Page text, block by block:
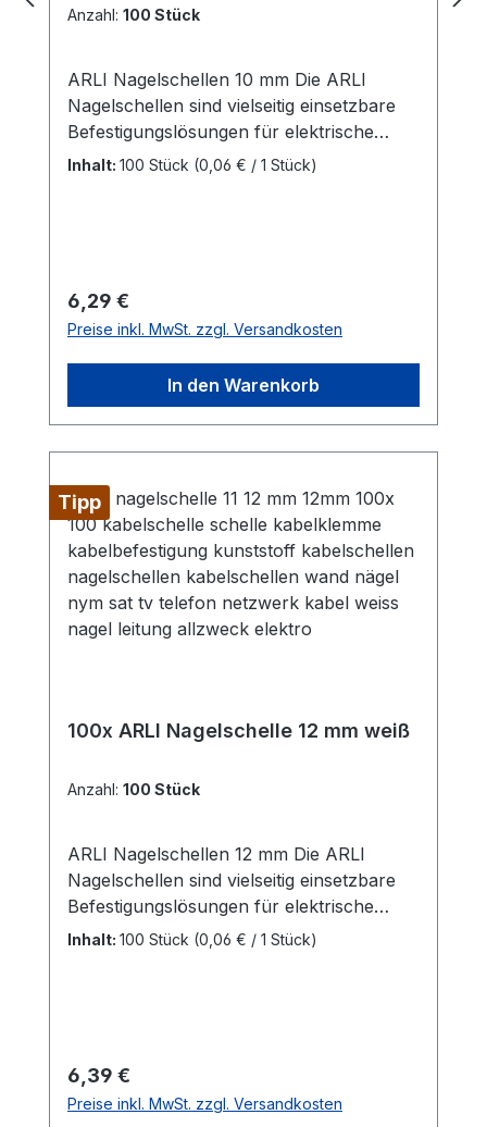
Anzahl: 100 Stück
ARLI Nagelschellen 10 mm Die ARLI
Nagelschellen sind vielseitig einsetzbare
Befestigungslösungen für elektrische
Leitungen und Kabel mit einem
einer Länge von 22,4 mm für eine
schnelle und einfache Montage Material:
Polyethylen (PE) Farbe:
WeißLieferumfang: 100x ARLI
Nagelschelle 10mm
Inhalt: 100 Stück (0,06 € / 1 Stück)
Regulärer Preis:
6,29 €
Preise inkl. MwSt. zzgl. Versandkosten
In den Warenkorb
Tipp
100x ARLI Nagelschelle 12 mm weiß
Anzahl: 100 Stück
ARLI Nagelschellen 12 mm Die ARLI
Nagelschellen sind vielseitig einsetzbare
Befestigungslösungen für elektrische
Leitungen und Kabel mit einem
einer Länge von 25,4 mm für eine
schnelle und einfache Montage Material:
Polyethylen (PE) Farbe:
Inhalt: 100 Stück (0,06 € / 1 Stück)
Regulärer Preis:
6,39 €
Preise inkl. MwSt. zzgl. Versandkosten